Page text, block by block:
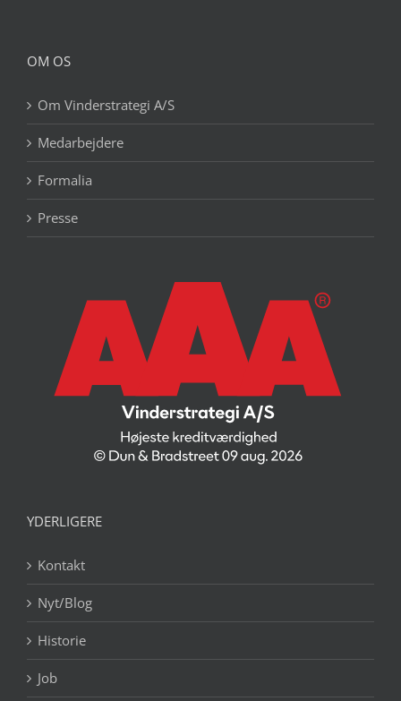
OM OS
Om Vinderstrategi A/S
Medarbejdere
Formalia
Presse
YDERLIGERE
Kontakt
Nyt/Blog
Historie
Job